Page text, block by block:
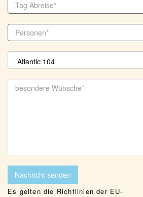
Es gelten die Richtlinien der EU-